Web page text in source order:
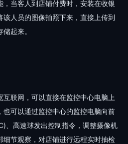
当客人到店铺付费时，安装在收银
该人员的图像拍照下来，直接上传到
起来。
联网，可以直接在监控中心电脑上
也可以通过监控中心的监控电脑向前
、高速球发出控制指令，调整摄像机
节观察，对店铺进行远程实时抽检